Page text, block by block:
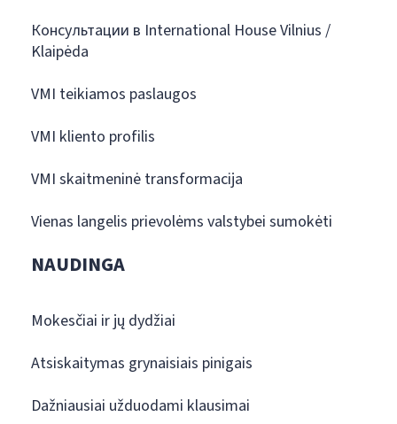
Консультации в International House Vilnius /
Klaipėda
VMI teikiamos paslaugos
VMI kliento profilis
VMI skaitmeninė transformacija
Vienas langelis prievolėms valstybei sumokėti
NAUDINGA
Mokesčiai ir jų dydžiai
Atsiskaitymas grynaisiais pinigais
Dažniausiai užduodami klausimai